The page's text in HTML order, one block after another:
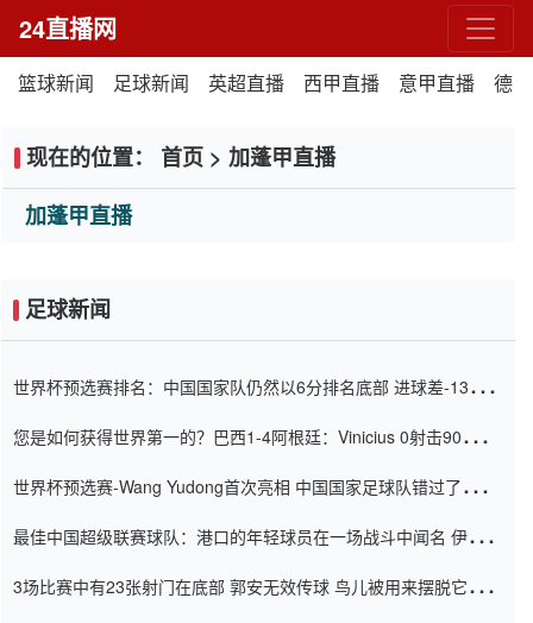
24直播网
篮球新闻 足球新闻 英超直播 西甲直播 意甲直播 德
现在的位置： 首页 > 加蓬甲直播
加蓬甲直播
足球新闻
世界杯预选赛排名：中国国家队仍然以6分排名底部 进球差-13令人
您是如何获得世界第一的？巴西1-4阿根廷：Vinicius 0射击90分钟
世界杯预选赛-Wang Yudong首次亮相 中国国家足球队错过了世界
最佳中国超级联赛球队：港口的年轻球员在一场战斗中闻名 伊万放
3场比赛中有23张射门在底部 郭安无效传球 鸟儿被用来摆脱它